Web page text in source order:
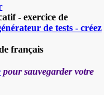
- exercice de
de tests - créez
français
pour sauvegarder votre